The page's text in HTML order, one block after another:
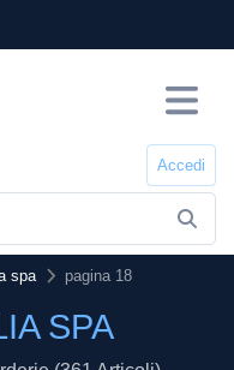
Accedi
spa pagina 18
SPA